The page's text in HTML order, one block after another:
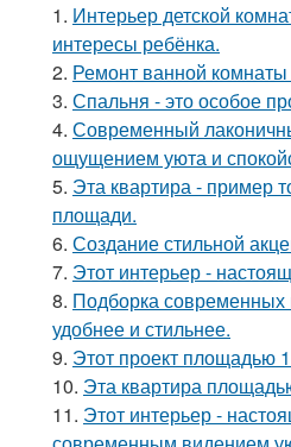
1. Интерьер детской
интересы ребёнка.
2. Ремонт ванной комнаты
3. Спальня - это особое
4. Современный
ощущением уюта и
5. Эта квартира - пример
площади.
6. Создание стильной
7. Этот интерьер -
8. Подборка
удобнее и стильнее.
9. Этот проект площадью
10. Эта квартира
11. Этот интерьер -